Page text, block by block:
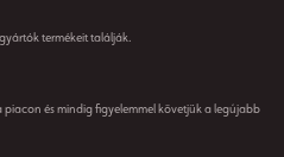
termékeit találják.
és mindig figyelemmel követjük a legújabb